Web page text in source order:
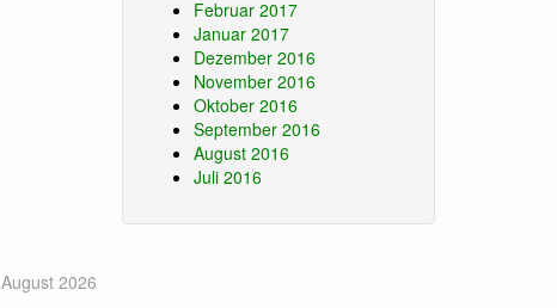
Februar 2017
Januar 2017
Dezember 2016
November 2016
Oktober 2016
September 2016
August 2016
Juli 2016
August 2026